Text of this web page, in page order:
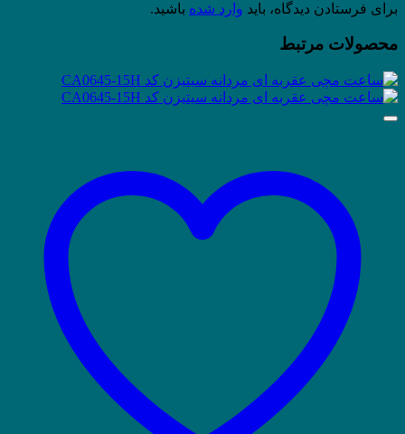
برای فرستادن دیدگاه، باید وارد شده باشید.
محصولات مرتبط